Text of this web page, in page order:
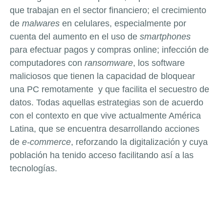
que trabajan en el sector financiero; el crecimiento
de malwares en celulares, especialmente por
cuenta del aumento en el uso de smartphones
para efectuar pagos y compras online; infección de
computadores con ransomware, los software
maliciosos que tienen la capacidad de bloquear
una PC remotamente y que facilita el secuestro de
datos. Todas aquellas estrategias son de acuerdo
con el contexto en que vive actualmente América
Latina, que se encuentra desarrollando acciones
de e-commerce, reforzando la digitalización y cuya
población ha tenido acceso facilitando así a las
tecnologías.